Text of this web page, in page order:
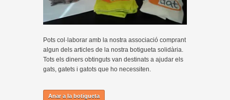
Pots col·laborar amb la nostra associació comprant
algun dels articles de la nostra botigueta solidària.
Tots els diners obtinguts van destinats a ajudar els
gats, gatets i gatots que ho necessiten.
Anar a la botigueta